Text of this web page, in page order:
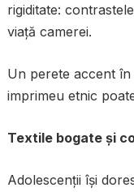
rigiditate:
viață camerei.
Un perete accent
imprimeu etnic
Textile bogate și
Adolescenții își